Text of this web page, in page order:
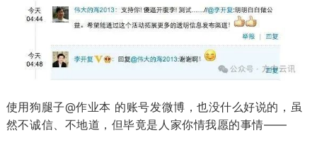
使用狗腿子@作业本 的账号发微博，也没什么好说的，虽
然不诚信、不地道，但毕竟是人家你情我愿的事情——